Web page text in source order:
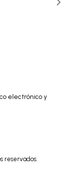
electrónico y
reservados.